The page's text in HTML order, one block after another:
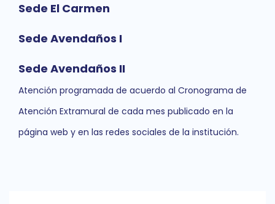
Sede El Carmen
Sede Avendaños I
Sede Avendaños II
Atención programada de acuerdo al Cronograma de
Atención Extramural de cada mes publicado en la
página web y en las redes sociales de la institución.